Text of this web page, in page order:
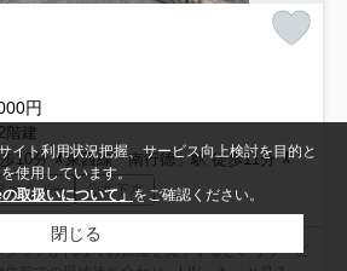
円
階建
10分
東西線「南行徳」駅 徒歩11分 京葉線
ァイバー 公共下水
ッフが代理でお部屋を見学するというサービ
イト利用状況把握、サービス向上検討を目的と
使用しています。
取扱いについて」 をご確認ください。
閉じる